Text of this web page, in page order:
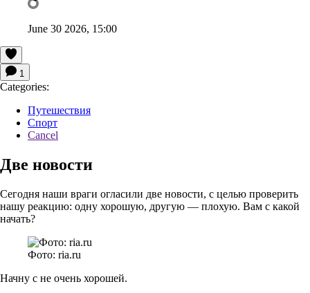
June 30 2026, 15:00
1
Categories:
Путешествия
Спорт
Cancel
Две новости
Сегодня наши враги огласили две новости, с целью проверить
нашу реакцию: одну хорошую, другую — плохую. Вам с какой
начать?
Фото: ria.ru
Начну с не очень хорошей.